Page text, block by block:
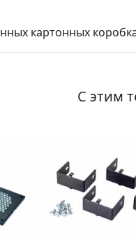
картонных
С этим